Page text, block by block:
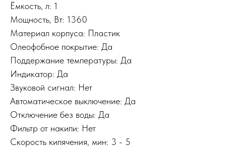
Ёмкость, л: 1
Мощность, Вт: 1360
Материал корпуса: Пластик
Олеофобное покрытие: Да
Поддержание температуры: Да
Индикатор: Да
Звуковой сигнал: Нет
Автоматическое выключение: Да
Отключение без воды: Да
Фильтр от накипи: Нет
Скорость кипячения, мин: 3 - 5